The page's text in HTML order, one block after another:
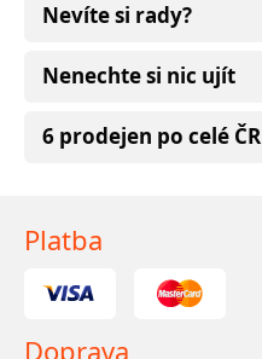
Nevíte si rady?
Nenechte si nic ujít
6 prodejen po celé ČR
Platba
Doprava